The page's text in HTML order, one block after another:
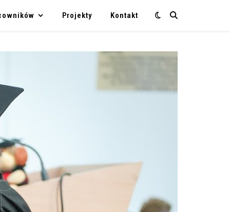
Projekty Kontakt